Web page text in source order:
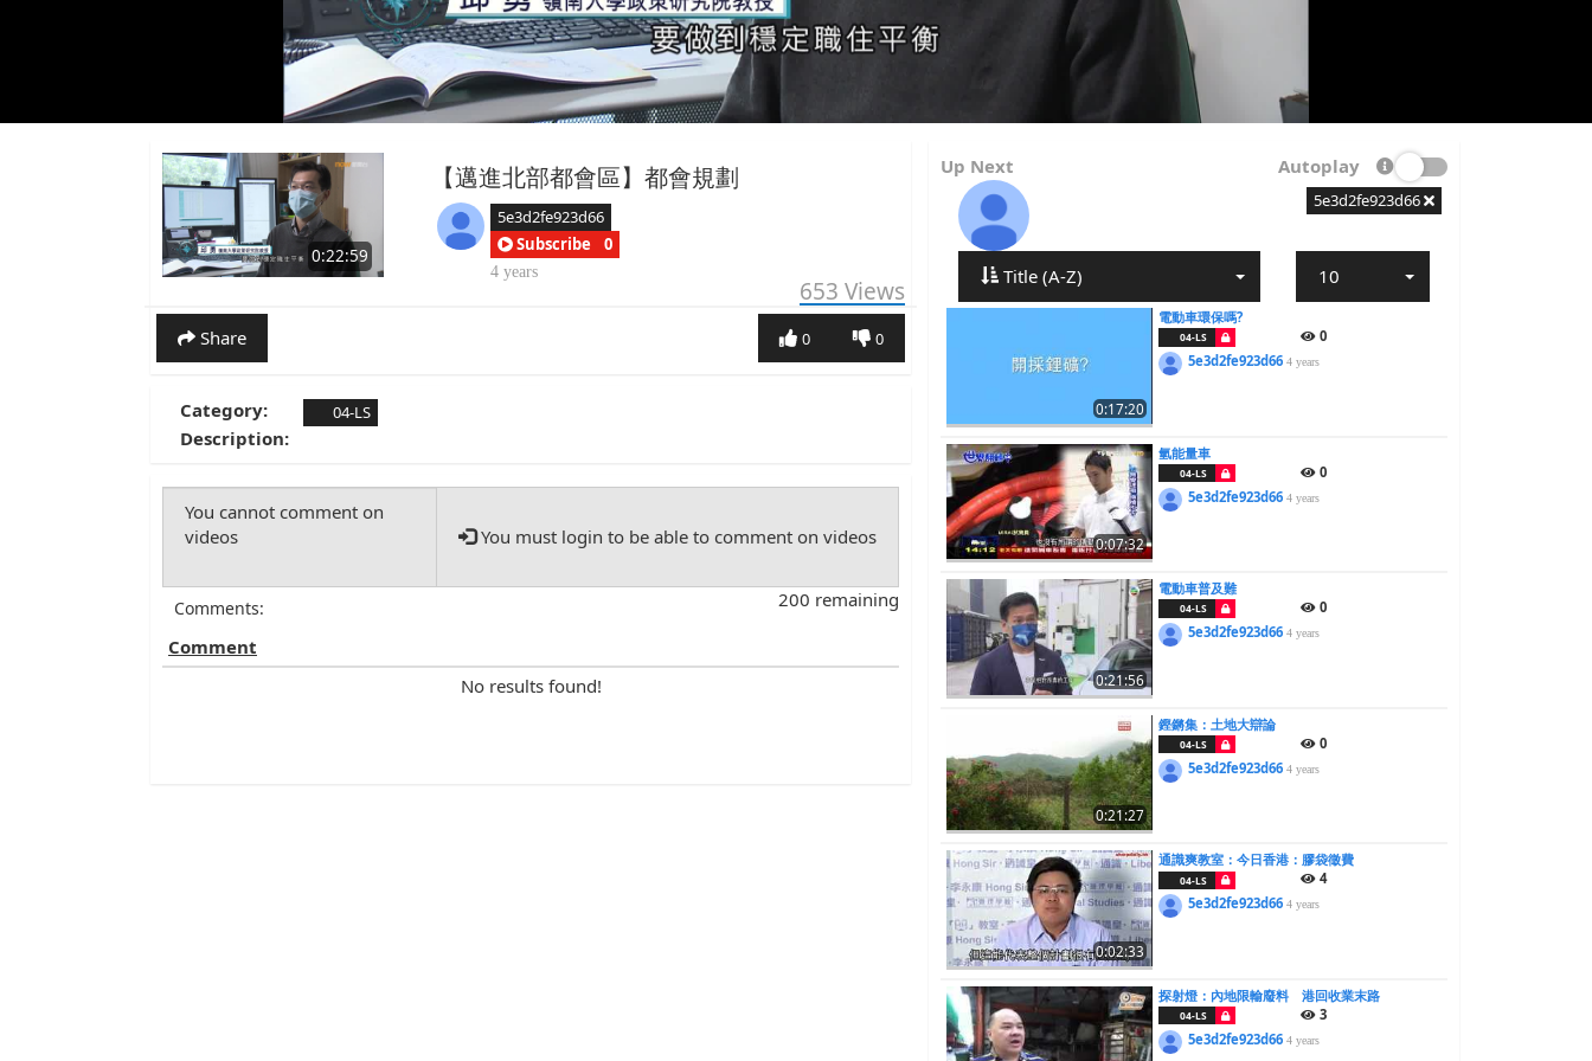
0:22:59
【邁進北部都會區】都會規劃
5e3d2fe923d66
Subscribe
0
4 years
653 Views
Share 0
0
Category: 04-LS
Description:
You must login to be able to comment on videos
200 remaining
Comments:
Comment
No results found!
Up Next Autoplay
5e3d2fe923d66
Title (A-Z) 10
0:17:20
電動車環保嗎?
04-LS
0
5e3d2fe923d664 years
0:07:32
氫能量車
04-LS
0
5e3d2fe923d664 years
0:21:56
電動車普及難
04-LS
0
5e3d2fe923d664 years
0:21:27
鏗鏘集：土地大辯論
04-LS
0
5e3d2fe923d664 years
0:02:33
通識爽教室：今日香港：膠袋徵費
04-LS
4
5e3d2fe923d664 years
探射燈：內地限輸廢料 港回收業末路
04-LS
3
5e3d2fe923d664 years